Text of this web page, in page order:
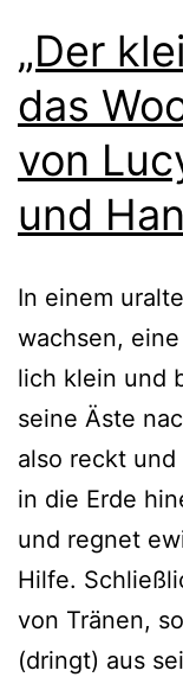
„Der
das
von
und
In einem
wach­sen,
lich klein und
sei­ne Äste
also reckt
in die Erde
und reg­net
Hilfe.
von Tränen,
(dringt) aus